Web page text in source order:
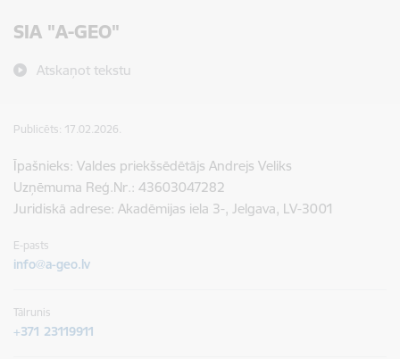
SIA "A-GEO"
Atskaņot tekstu
Publicēts: 17.02.2026.
Īpašnieks: Valdes priekšsēdētājs Andrejs Veliks
Uzņēmuma Reģ.Nr.: 43603047282
Juridiskā adrese: Akadēmijas iela 3-, Jelgava, LV-3001
E-pasts
info@a-geo.lv
Tālrunis
+371 23119911